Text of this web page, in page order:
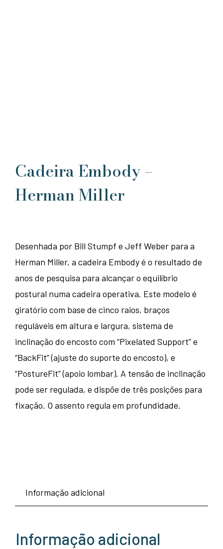
Cadeira Embody –
Herman Miller
Desenhada por Bill Stumpf e Jeff Weber para a
Herman Miller, a cadeira Embody é o resultado de
anos de pesquisa para alcançar o equilíbrio
postural numa cadeira operativa. Este modelo é
giratório com base de cinco raios, braços
reguláveis em altura e largura, sistema de
inclinação do encosto com “Pixelated Support” e
“BackFit” (ajuste do suporte do encosto), e
“PostureFit” (apoio lombar). A tensão de inclinação
pode ser regulada, e dispõe de três posições para
fixação. O assento regula em profundidade.
Informação adicional
Informação adicional